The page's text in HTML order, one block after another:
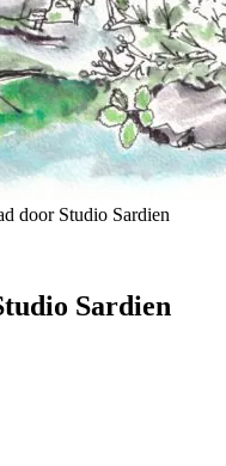
door Studio Sardien
Sardien